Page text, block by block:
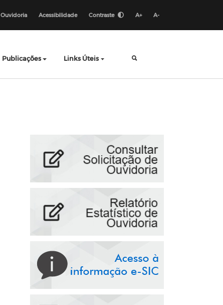
Ouvidoria Acessibilidade Contraste A+ A-
Publicações Links Úteis